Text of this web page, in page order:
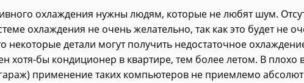
охлаждения нужны людям, которые не любят шум.
охлаждения не очень желательно, так как это будет не
некоторые детали могут получить недостаточное
хотя-бы кондиционер в квартире, тем более летом. В плохо
применение таких компьютеров не приемлемо